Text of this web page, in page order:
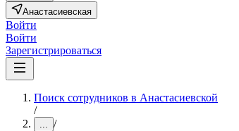
Анастасиевская
Войти
Войти
Зарегистрироваться
Поиск сотрудников в Анастасиевской
/
... /